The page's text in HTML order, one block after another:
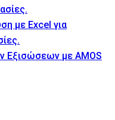
με Excel για
Εξισώσεων με AMOS